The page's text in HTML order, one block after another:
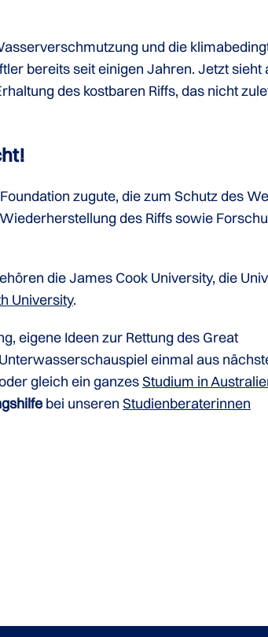
und die
bereits seit einigen Jahren. Jetzt
des kostbaren Riffs, das nicht
zugute, die zum Schutz des
des Riffs sowie
die James Cook University, die
University.
eigene Ideen zur Rettung des Great
einmal aus
gleich ein ganzesStudium in
bei unserenStudienberaterinnen